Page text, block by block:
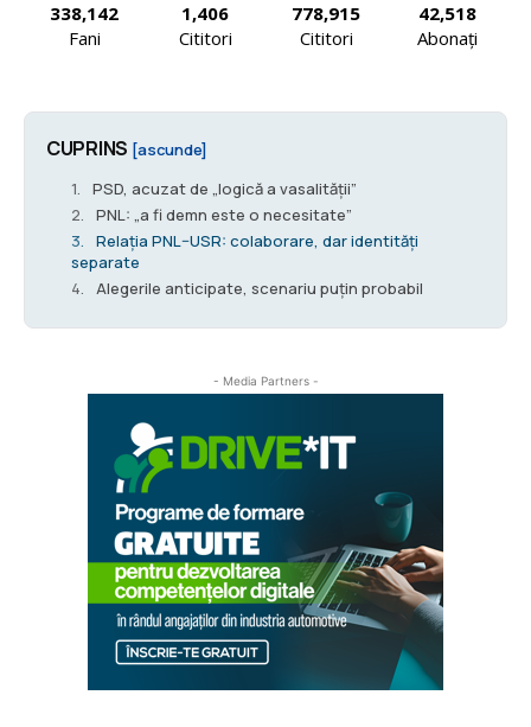
338,142
Fani
1,406
Cititori
778,915
Cititori
42,518
Abonați
CUPRINS [ascunde]
PSD, acuzat de „logică a vasalității”
PNL: „a fi demn este o necesitate”
Relația PNL–USR: colaborare, dar identități
separate
Alegerile anticipate, scenariu puțin probabil
- Media Partners -